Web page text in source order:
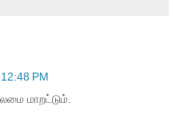
PM
மாறட்டும்.